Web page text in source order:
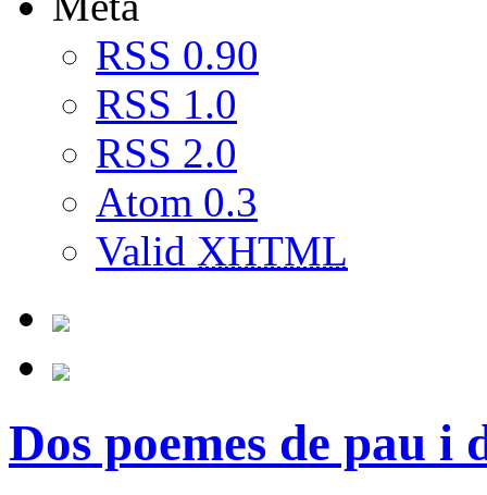
RSS 0.90
RSS 1.0
RSS 2.0
Atom 0.3
Valid XHTML
Dos poemes de pau i